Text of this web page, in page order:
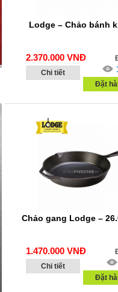
Lodge – Chảo bánh
2.370.000 VNĐ
Chi tiết
Đặt
Chảo gang Lodge –
1.470.000 VNĐ
Chi tiết
Đặt